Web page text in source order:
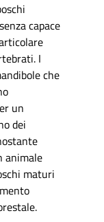
capace
I
che
un
dei
animale
maturi